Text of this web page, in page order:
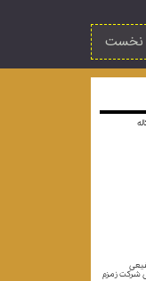
نخست
شرکت زمزم